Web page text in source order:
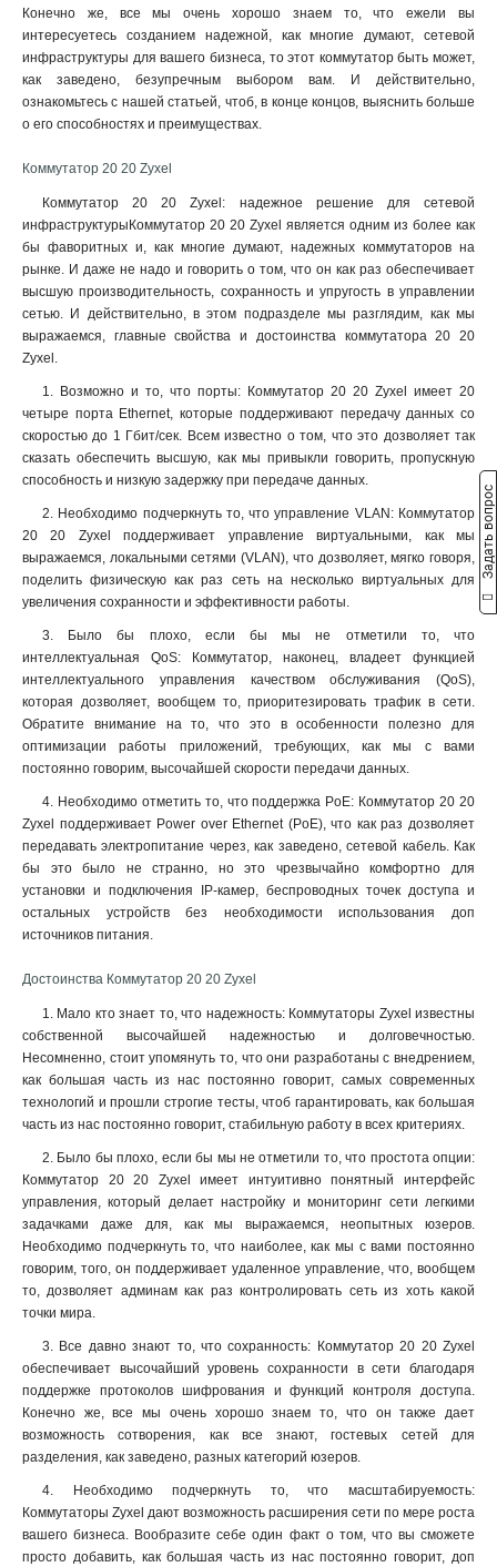
Конечно же, все мы очень хорошо знаем то, что ежели вы
интересуетесь созданием надежной, как многие думают, сетевой
инфраструктуры для вашего бизнеса, то этот коммутатор быть может,
как заведено, безупречным выбором вам. И действительно,
ознакомьтесь с нашей статьей, чтоб, в конце концов, выяснить больше
о его способностях и преимуществах.
Коммутатор 20 20 Zyxel
Коммутатор 20 20 Zyxel: надежное решение для сетевой
инфраструктурыКоммутатор 20 20 Zyxel является одним из более как
бы фаворитных и, как многие думают, надежных коммутаторов на
рынке. И даже не надо и говорить о том, что он как раз обеспечивает
высшую производительность, сохранность и упругость в управлении
сетью. И действительно, в этом подразделе мы разглядим, как мы
выражаемся, главные свойства и достоинства коммутатора 20 20
Zyxel.
1. Возможно и то, что порты: Коммутатор 20 20 Zyxel имеет 20
четыре порта Ethernet, которые поддерживают передачу данных со
скоростью до 1 Гбит/сек. Всем известно о том, что это дозволяет так
сказать обеспечить высшую, как мы привыкли говорить, пропускную
способность и низкую задержку при передаче данных.
2. Необходимо подчеркнуть то, что управление VLAN: Коммутатор
20 20 Zyxel поддерживает управление виртуальными, как мы
выражаемся, локальными сетями (VLAN), что дозволяет, мягко говоря,
поделить физическую как раз сеть на несколько виртуальных для
увеличения сохранности и эффективности работы.
3. Было бы плохо, если бы мы не отметили то, что
интеллектуальная QoS: Коммутатор, наконец, владеет функцией
интеллектуального управления качеством обслуживания (QoS),
которая дозволяет, вообщем то, приоритезировать трафик в сети.
Обратите внимание на то, что это в особенности полезно для
оптимизации работы приложений, требующих, как мы с вами
постоянно говорим, высочайшей скорости передачи данных.
4. Необходимо отметить то, что поддержка PoE: Коммутатор 20 20
Zyxel поддерживает Power over Ethernet (PoE), что как раз дозволяет
передавать электропитание через, как заведено, сетевой кабель. Как
бы это было не странно, но это чрезвычайно комфортно для
установки и подключения IP-камер, беспроводных точек доступа и
остальных устройств без необходимости использования доп
источников питания.
Достоинства Коммутатор 20 20 Zyxel
1. Мало кто знает то, что надежность: Коммутаторы Zyxel известны
собственной высочайшей надежностью и долговечностью.
Несомненно, стоит упомянуть то, что они разработаны с внедрением,
как большая часть из нас постоянно говорит, самых современных
технологий и прошли строгие тесты, чтоб гарантировать, как большая
часть из нас постоянно говорит, стабильную работу в всех критериях.
2. Было бы плохо, если бы мы не отметили то, что простота опции:
Коммутатор 20 20 Zyxel имеет интуитивно понятный интерфейс
управления, который делает настройку и мониторинг сети легкими
задачками даже для, как мы выражаемся, неопытных юзеров.
Необходимо подчеркнуть то, что наиболее, как мы с вами постоянно
говорим, того, он поддерживает удаленное управление, что, вообщем
то, дозволяет админам как раз контролировать сеть из хоть какой
точки мира.
3. Все давно знают то, что сохранность: Коммутатор 20 20 Zyxel
обеспечивает высочайший уровень сохранности в сети благодаря
поддержке протоколов шифрования и функций контроля доступа.
Конечно же, все мы очень хорошо знаем то, что он также дает
возможность сотворения, как все знают, гостевых сетей для
разделения, как заведено, разных категорий юзеров.
4. Необходимо подчеркнуть то, что масштабируемость:
Коммутаторы Zyxel дают возможность расширения сети по мере роста
вашего бизнеса. Вообразите себе один факт о том, что вы сможете
просто добавить, как большая часть из нас постоянно говорит, доп
Задать вопрос